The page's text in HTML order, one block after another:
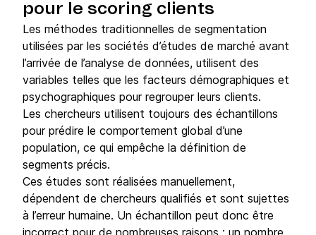
pour le scoring clients
Les méthodes traditionnelles de segmentation
utilisées par les sociétés d’études de marché avant
l’arrivée de l’analyse de données, utilisent des
variables telles que les facteurs démographiques et
psychographiques pour regrouper leurs clients.
Les chercheurs utilisent toujours des échantillons
pour prédire le comportement global d’une
population, ce qui empêche la définition de
segments précis.
Ces études sont réalisées manuellement,
dépendent de chercheurs qualifiés et sont sujettes
à l’erreur humaine. Un échantillon peut donc être
incorrect pour de nombreuses raisons : un nombre